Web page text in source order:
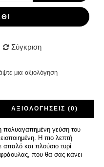
Σύγκριση
μια αξιολόγηση
ΑΞΙΟΛΟΓΉΣΕΙΣ (0)
πολυαγαπημένη γεύση του
Η πιο λεπτή
και πλούσιο τυρί
που θα σας κάνει